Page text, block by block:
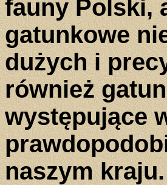
fauny Polski,
gatunkowe
dużych i
również
występujące
naszym kraju.